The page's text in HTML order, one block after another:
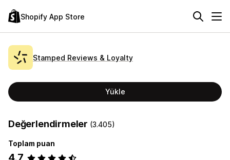
Shopify App Store
Stamped Reviews & Loyalty
Yükle
Değerlendirmeler (3.405)
Toplam puan
4,7